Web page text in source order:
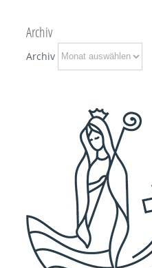
Archiv
Archiv